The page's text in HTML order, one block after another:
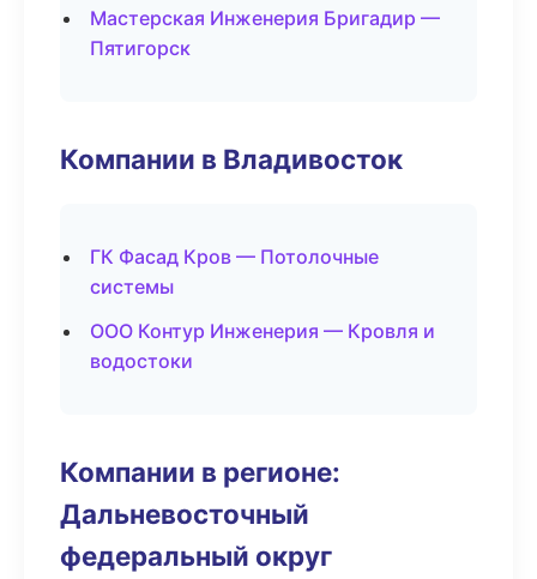
Мастерская Инженерия Бригадир —
Пятигорск
Компании в Владивосток
ГК Фасад Кров — Потолочные
системы
ООО Контур Инженерия — Кровля и
водостоки
Компании в регионе:
Дальневосточный
федеральный округ